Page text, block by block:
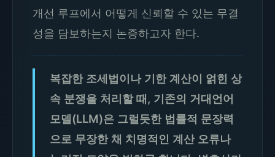
개선 루프에서 어떻게 신뢰할 수 있는 무결
성을 담보하는지 논증하고자 한다.
복잡한 조세법이나 기한 계산이 얽힌 상
속 분쟁을 처리할 때, 기존의 거대언어
모델(LLM)은 그럴듯한 법률적 문장력
으로 무장한 채 치명적인 계산 오류나